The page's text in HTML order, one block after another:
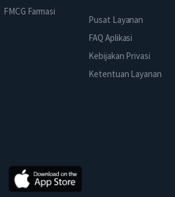
FMCG Farmasi
Pusat Layanan
FAQ Aplikasi
Kebijakan Privasi
Ketentuan Layanan